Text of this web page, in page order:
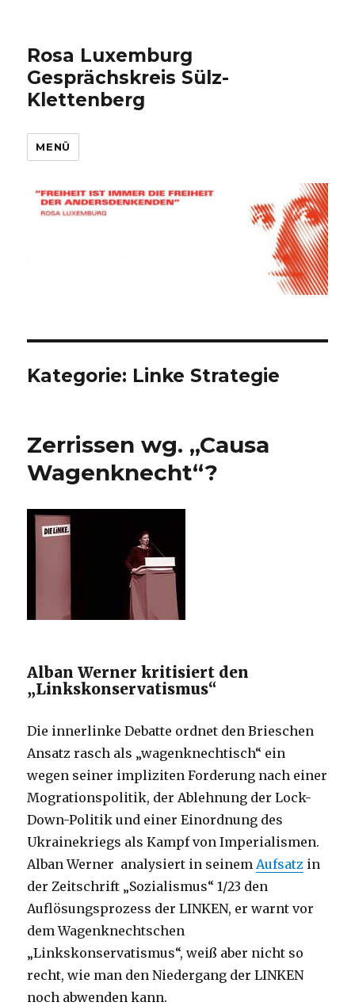
Rosa Luxemburg
Gesprächskreis Sülz-
Klettenberg
MENÜ
Kategorie: Linke Strategie
Zerrissen wg. „Causa
Wagenknecht“?
Alban Werner kritisiert den
„Linkskonservatismus“
Die innerlinke Debatte ordnet den Brieschen
Ansatz rasch als „wagenknechtisch“ ein
wegen seiner impliziten Forderung nach einer
Mogrationspolitik, der Ablehnung der Lock-
Down-Politik und einer Einordnung des
Ukrainekriegs als Kampf von Imperialismen.
Alban Werner analysiert in seinem Aufsatz in
der Zeitschrift „Sozialismus“ 1/23 den
Auflösungsprozess der LINKEN, er warnt vor
dem Wagenknechtschen
„Linkskonservatismus“, weiß aber nicht so
recht, wie man den Niedergang der LINKEN
noch abwenden kann.